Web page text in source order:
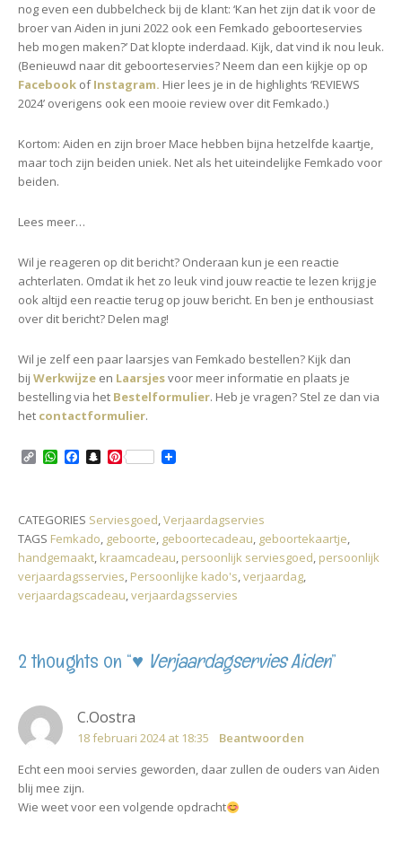
nog even een dubbelcheck bij de klant: ‘Kan het zijn dat ik voor de
broer van Aiden in juni 2022 ook een Femkado geboorteservies
heb mogen maken?’ Dat klopte inderdaad. Kijk, dat vind ik nou leuk.
(Benieuwd naar dit geboorteservies? Neem dan een kijkje op op
Facebook ofInstagram. Hier lees je in de highlights ‘REVIEWS
2024’ overigens ook een mooie review over dit Femkado.)
Kortom: Aiden en zijn broer Mace hebben bijna hetzelfde kaartje,
maar toch zijn beiden uniek. Net als het uiteindelijke Femkado voor
beiden.
Lees meer…
Wil je reageren op dit bericht? Onderaan kun je een reactie
achterlaten. Omdat ik het zo leuk vind jouw reactie te lezen krijg je
ook altijd een reactie terug op jouw bericht. En ben je enthousiast
over dit bericht? Delen mag!
Wil je zelf een paar laarsjes van Femkado bestellen? Kijk dan
bij Werkwijze en Laarsjesvoor meer informatie en plaats je
bestelling via het Bestelformulier. Heb je vragen? Stel ze dan via
het contactformulier.
C
L
i
n
k
W
s
A
p
p
b
o
o
k
S
c
h
a
t
P
e
r
e
s
t
CATEGORIES Serviesgoed,Verjaardagservies
TAGS Femkado, geboorte, geboortecadeau, geboortekaartje,
handgemaakt, kraamcadeau, persoonlijk serviesgoed, persoonlijk
verjaardagsservies, Persoonlijke kado's,verjaardag,
verjaardagscadeau,verjaardagsservies
2 thoughts on “♥ Verjaardagservies Aiden”
C.Oostra
18 februari 2024 at 18:35
Beantwoorden
Echt een mooi servies geworden, daar zullen de ouders van Aiden
blij mee zijn.
Wie weet voor een volgende opdracht